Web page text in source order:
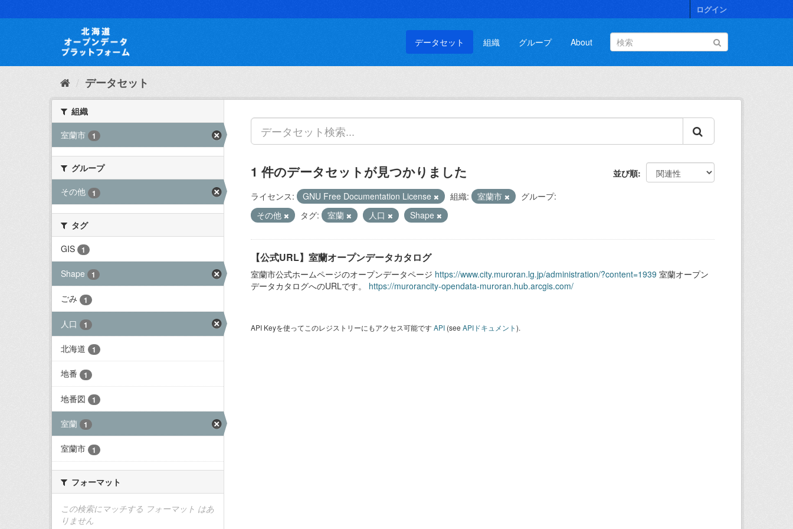
キ
て
ログイン
データセット 組織 グループ About
データセット
組織
室蘭市
1
グループ
その他
1
タグ
GIS
1
Shape 1
ごみ 1
人口 1
北海道 1
地番 1
地番図 1
室蘭 1
室蘭市 1
フォーマット
この検索にマッチする フォーマット はあ
りません
並び順
1 件のデータセットが見つかりました
ライセンス: GNU Free Documentation License 組織: 室蘭市
グループ:
その他
タグ: 室蘭 人口 Shape
【公式URL】室蘭オープンデータカタログ
室蘭市公式ホームページのオープンデータページ https://www.city.muroran.lg.jp/administration/?content=1939 室蘭オープン
データカタログへのURLです。 https://murorancity-opendata-muroran.hub.arcgis.com/
API Keyを使ってこのレジストリーにもアクセス可能ですAPI (see APIドキュメント).